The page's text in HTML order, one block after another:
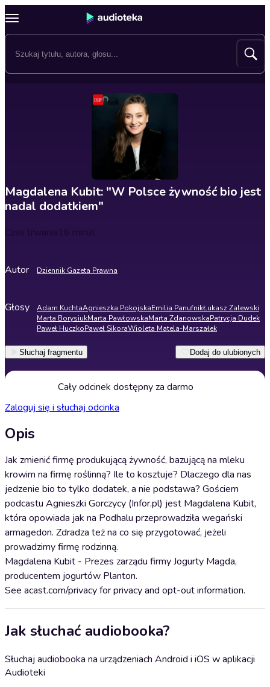
Magdalena Kubit: "W Polsce żywność bio jest
nadal dodatkiem"
Czas trwania16 minut
Autor Dziennik Gazeta Prawna
Głosy Adam KuchtaAgnieszka PokojskaEmilia PanufnikŁukasz Zalewski
Marta BorysiukMarta PawłowskaMarta ZdanowskaPatrycja Dudek
Paweł HuczkoPaweł SikoraWioleta Matela-Marszałek
Słuchaj fragmentu Dodaj do ulubionych
Cały odcinek dostępny za darmo
Zaloguj się i słuchaj odcinka
Opis
Jak zmienić firmę produkującą żywność, bazującą na mleku
krowim na firmę roślinną? Ile to kosztuje? Dlaczego dla nas
jedzenie bio to tylko dodatek, a nie podstawa? Gościem
podcastu Agnieszki Gorczycy (Infor.pl) jest Magdalena Kubit,
która opowiada jak na Podhalu przeprowadziła wegański
armagedon. Zdradza też na co się przygotować, jeżeli
prowadzimy firmę rodzinną.
Magdalena Kubit - Prezes zarządu firmy Jogurty Magda,
producentem jogurtów Planton.
See acast.com/privacy for privacy and opt-out information.
Jak słuchać audiobooka?
Słuchaj audiobooka na urządzeniach Android i iOS w aplikacji
Audioteki